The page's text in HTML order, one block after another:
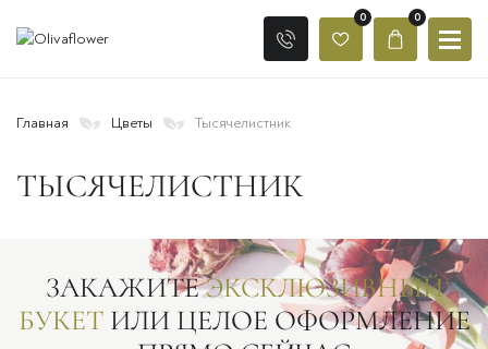
0 0
Главная Цветы Тысячелистник
ТЫСЯЧЕЛИСТНИК
ЗАКАЖИТЕЭКСКЛЮЗИВНЫЙ
БУКЕТИЛИ ЦЕЛОЕ ОФОРМЛЕНИЕ